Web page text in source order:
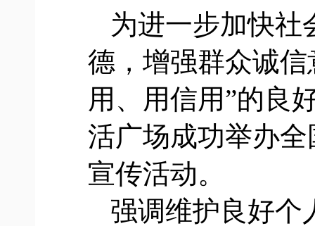
为进一步加快社
德，增强群众诚
用、用信用”的良
活广场成功举办
宣传活动。
强调维护良好个